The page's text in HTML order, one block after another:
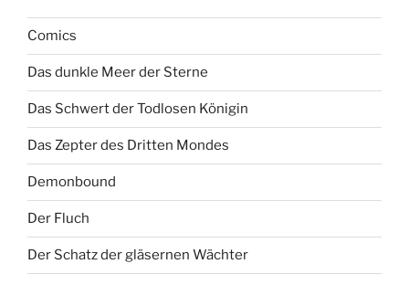
Comics
Das dunkle Meer der Sterne
Das Schwert der Todlosen Königin
Das Zepter des Dritten Mondes
Demonbound
Der Fluch
Der Schatz der gläsernen Wächter